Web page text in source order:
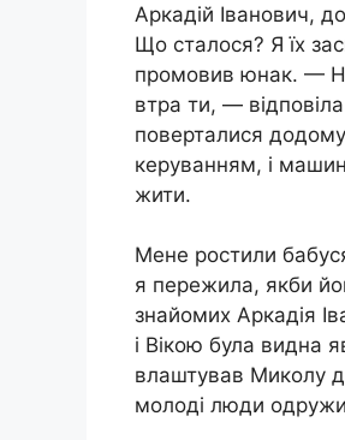
Аркадій Іванович,
Що сталося? Я їх
промовив юнак. —
втра ти, —
поверталися додому
керуванням, і
жити.
Мене ростили
я пережила, якби
знайомих Аркадія
і Вікою була видна
влаштував Миколу
молоді люди